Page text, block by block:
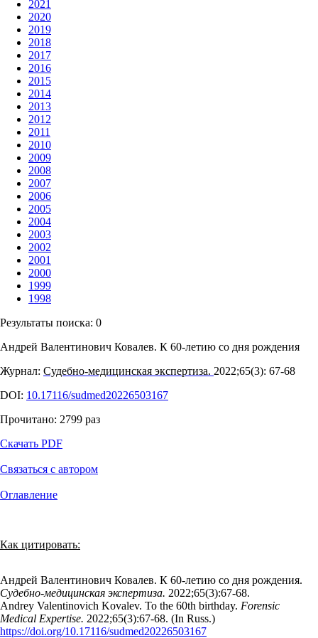
2021
2020
2019
2018
2017
2016
2015
2014
2013
2012
2011
2010
2009
2008
2007
2006
2005
2004
2003
2002
2001
2000
1999
1998
Результаты поиска: 0
Андрей Валентинович Ковалев. К 60-летию со дня рождения
Журнал: Судебно-медицинская экспертиза. 2022;65(3): 67‑68
DOI: 10.17116/sudmed20226503167
Прочитано: 2799 раз
Скачать PDF
Связаться с автором
Оглавление
Как цитировать:
Андрей Валентинович Ковалев. К 60-летию со дня рождения.
Судебно-медицинская экспертиза. 2022;65(3):67‑68.
Andrey Valentinovich Kovalev. To the 60th birthday. Forensic
Medical Expertise. 2022;65(3):67‑68. (In Russ.)
https://doi.org/10.17116/sudmed20226503167